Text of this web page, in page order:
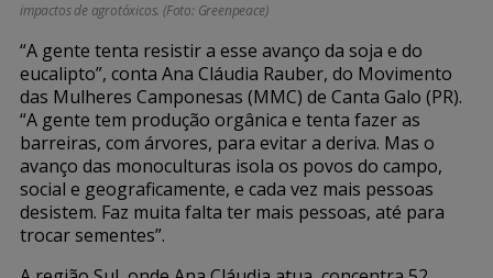
impactos de agrotóxicos. (Foto: Greenpeace)
“A gente tenta resistir a esse avanço da soja e do
eucalipto”, conta Ana Cláudia Rauber, do Movimento
das Mulheres Camponesas (MMC) de Canta Galo (PR).
“A gente tem produção orgânica e tenta fazer as
barreiras, com árvores, para evitar a deriva. Mas o
avanço das monoculturas isola os povos do campo,
social e geograficamente, e cada vez mais pessoas
desistem. Faz muita falta ter mais pessoas, até para
trocar sementes”.